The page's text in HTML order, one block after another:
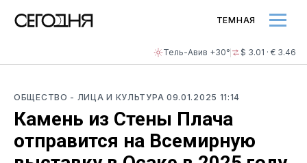
Тель-Авив +30° $ 3.01 · € 3.46
ТЕМНАЯ
ОБЩЕСТВО - ЛИЦА И КУЛЬТУРА 09.01.2025 11:14
Камень из Стены Плача
отправится на Всемирную